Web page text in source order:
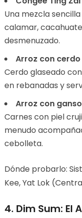
Una mezcla
calamar,
desmenuzado.
Arroz con
Cerdo glaseado
en rebanadas y
Arroz con
Carnes con piel
menudo
cebolleta.
Dónde probarlo:
Kee, Yat Lok
4. Dim Sum: El